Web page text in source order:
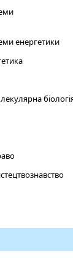
енергетики